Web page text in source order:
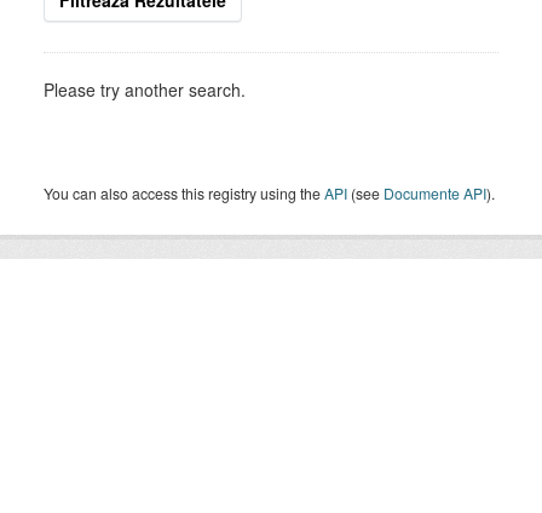
Please try another search.
You can also access this registry using theAPI (see Documente API).